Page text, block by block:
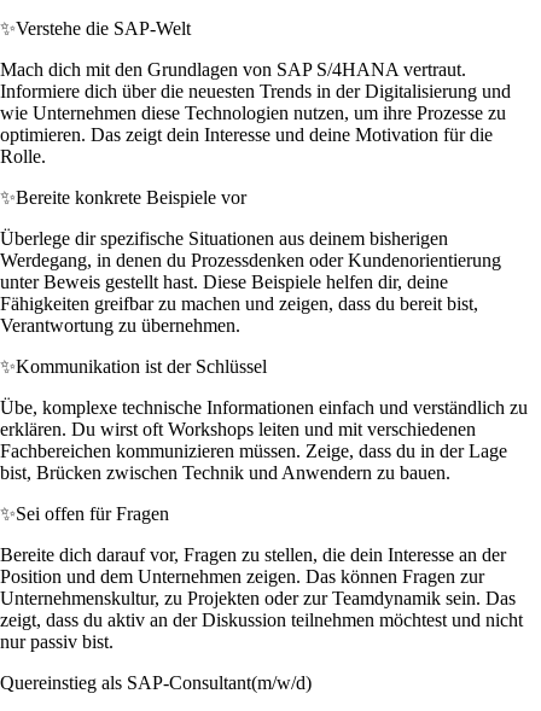
✨Verstehe die SAP-Welt
Mach dich mit den Grundlagen von SAP S/4HANA vertraut.
Informiere dich über die neuesten Trends in der Digitalisierung und
wie Unternehmen diese Technologien nutzen, um ihre Prozesse zu
optimieren. Das zeigt dein Interesse und deine Motivation für die
Rolle.
✨Bereite konkrete Beispiele vor
Überlege dir spezifische Situationen aus deinem bisherigen
Werdegang, in denen du Prozessdenken oder Kundenorientierung
unter Beweis gestellt hast. Diese Beispiele helfen dir, deine
Fähigkeiten greifbar zu machen und zeigen, dass du bereit bist,
Verantwortung zu übernehmen.
✨Kommunikation ist der Schlüssel
Übe, komplexe technische Informationen einfach und verständlich zu
erklären. Du wirst oft Workshops leiten und mit verschiedenen
Fachbereichen kommunizieren müssen. Zeige, dass du in der Lage
bist, Brücken zwischen Technik und Anwendern zu bauen.
✨Sei offen für Fragen
Bereite dich darauf vor, Fragen zu stellen, die dein Interesse an der
Position und dem Unternehmen zeigen. Das können Fragen zur
Unternehmenskultur, zu Projekten oder zur Teamdynamik sein. Das
zeigt, dass du aktiv an der Diskussion teilnehmen möchtest und nicht
nur passiv bist.
Quereinstieg als SAP-Consultant(m/w/d)